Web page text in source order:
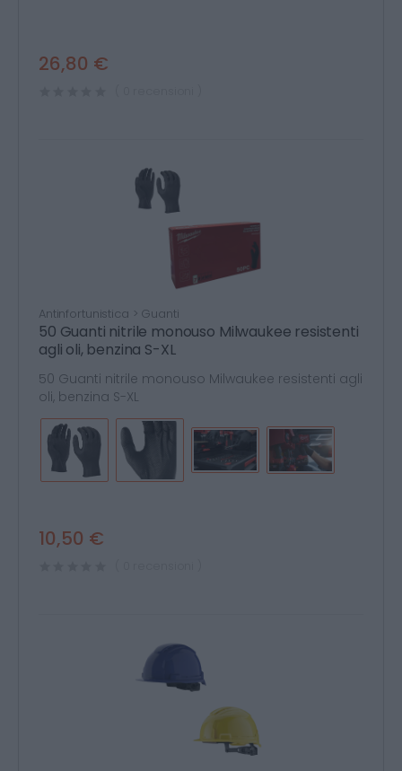
26,80 €
Antinfortunistica > Guanti
50 Guanti nitrile monouso Milwaukee resistenti
agli oli, benzina S-XL
50 Guanti nitrile monouso Milwaukee resistenti agli
oli, benzina S-XL
10,50 €